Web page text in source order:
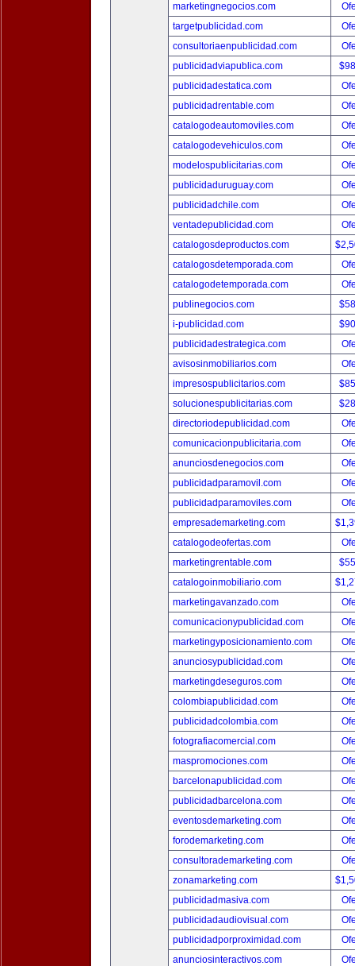
marketingnegocios.com
targetpublicidad.com
consultoriaenpublicidad.com
publicidadviapublica.com
publicidadestatica.com
publicidadrentable.com
catalogodeautomoviles.com
catalogodevehiculos.com
modelospublicitarias.com
publicidaduruguay.com
publicidadchile.com
ventadepublicidad.com
catalogosdeproductos.com
catalogosdetemporada.com
catalogodetemporada.com
publinegocios.com
i-publicidad.com
publicidadestrategica.com
avisosinmobiliarios.com
impresospublicitarios.com
solucionespublicitarias.com
directoriodepublicidad.com
comunicacionpublicitaria.com
anunciosdenegocios.com
publicidadparamovil.com
publicidadparamoviles.com
empresademarketing.com
catalogodeofertas.com
marketingrentable.com
catalogoinmobiliario.com
marketingavanzado.com
comunicacionypublicidad.com
marketingyposicionamiento.com
anunciosypublicidad.com
marketingdeseguros.com
colombiapublicidad.com
publicidadcolombia.com
fotografiacomercial.com
maspromociones.com
barcelonapublicidad.com
publicidadbarcelona.com
eventosdemarketing.com
forodemarketing.com
consultorademarketing.com
zonamarketing.com
publicidadmasiva.com
publicidadaudiovisual.com
publicidadporproximidad.com
anunciosinteractivos.com